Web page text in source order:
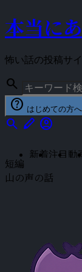
本当に
怖い話の投稿サ
search
help はじめての方へ
search stylus account_circle
新着 注目 動
短編
山の声の話